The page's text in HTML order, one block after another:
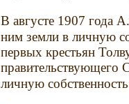
В августе 1907 года
ним земли в личную
первых крестьян
правительствующего
личную